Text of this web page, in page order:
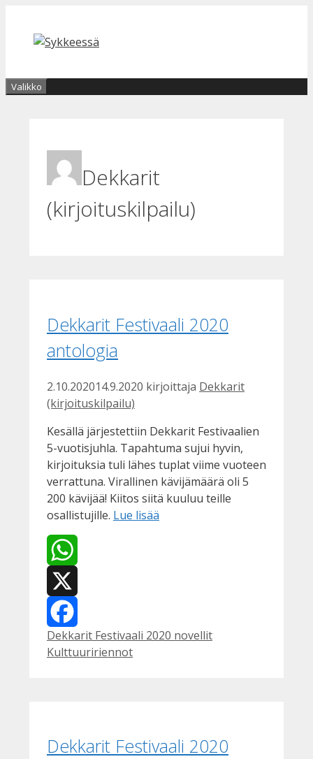
sisältöön
Valikko
Dekkarit
(kirjoituskilpailu)
Dekkarit Festivaali 2020
antologia
2.10.202014.9.2020 kirjoittaja Dekkarit
(kirjoituskilpailu)
Kesällä järjestettiin Dekkarit Festivaalien
5-vuotisjuhla. Tapahtuma sujui hyvin,
kirjoituksia tuli lähes tuplat viime vuoteen
verrattuna. Virallinen kävijämäärä oli 5
200 kävijää! Kiitos siitä kuuluu teille
osallistujille. Lue lisää
WhatsApp
X
Facebook
Kategoriat
Dekkarit Festivaali 2020 novellitAvainsanat
Kulttuuririennot
Dekkarit Festivaali 2020